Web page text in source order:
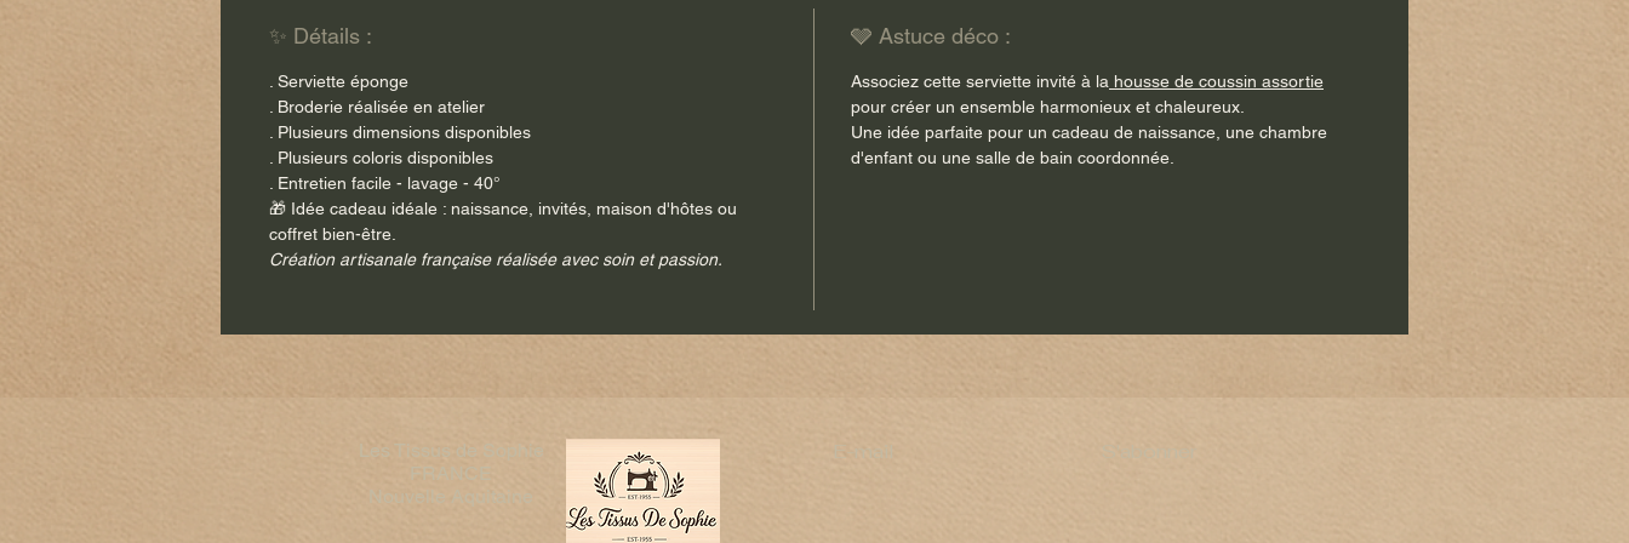
✨ Détails :
. Serviette éponge
. Broderie réalisée en atelier
. Plusieurs dimensions disponibles
. Plusieurs coloris disponibles
. Entretien facile - lavage - 40°
🎁 Idée cadeau idéale : naissance, invités, maison d'hôtes ou
coffret bien-être.
Création artisanale française réalisée avec soin et passion.
🩶 Astuce déco :
Associez cette serviette invité à la housse de coussin assortie
pour créer un ensemble harmonieux et chaleureux.
Une idée parfaite pour un cadeau de naissance, une chambre
d'enfant ou une salle de bain coordonnée.
Les Tissus de Sophie
FRANCE​
Nouvelle Aquitaine
E-mail